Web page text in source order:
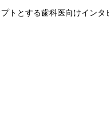
トとする歯科医向けインタ